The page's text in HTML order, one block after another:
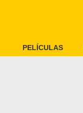
PELÍCULAS